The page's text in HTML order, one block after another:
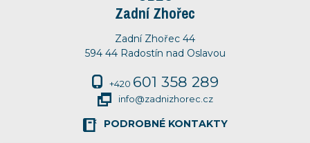
Zadní Zhořec
Zadní Zhořec 44
594 44 Radostín nad Oslavou
+420 601 358 289
info@zadnizhorec.cz
PODROBNÉ KONTAKTY